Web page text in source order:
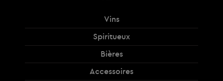
Vins
Spiritueux
Bières
Accessoires